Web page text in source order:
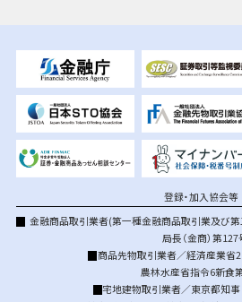
登録・加入協会等
金融商品取引業者(第一種金融商品取引業及び
局長（金商）第127
商品先物取引業者／経済産業省
農林水産省指令6新食
宅地建物取引業者／東京都知事